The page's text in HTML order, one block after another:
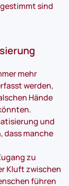
sind
mehr
werden,
Hände
und
dass manche
zu
Kluft zwischen
führen